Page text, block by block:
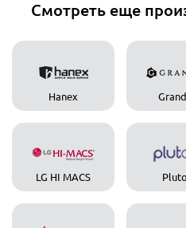
Смотреть еще
Hanex
LG HI MACS